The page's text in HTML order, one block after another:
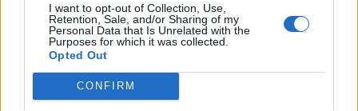
I want to opt-out of Collection, Use,
Retention, Sale, and/or Sharing of my
Personal Data that Is Unrelated with the
Purposes for which it was collected.
Opted Out
CONFIRM